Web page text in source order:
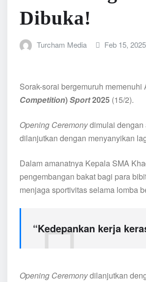
Dibuka!
Turcham Media Feb 15, 2025
Sorak-sorai bergemuruh
Competition)Sport2025 (15/2).
Opening Ceremonydimulai dengan
dilanjutkan dengan menyanyikan
Dalam amanatnya Kepala SMA
pengembangan bakat bagi para
menjaga sportivitas selama lomba
“Kedepankan kerja
Opening Ceremonydilanjutkan